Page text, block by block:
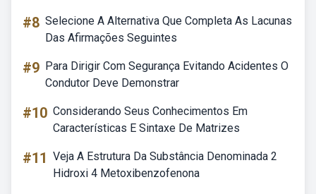
#8 Selecione A Alternativa Que Completa As Lacunas
Das Afirmações Seguintes
#9 Para Dirigir Com Segurança Evitando Acidentes O
Condutor Deve Demonstrar
#10 Considerando Seus Conhecimentos Em
Características E Sintaxe De Matrizes
#11 Veja A Estrutura Da Substância Denominada 2
Hidroxi 4 Metoxibenzofenona